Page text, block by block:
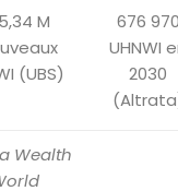
M
(UBS)
676
UHNWI
2030
Wealth